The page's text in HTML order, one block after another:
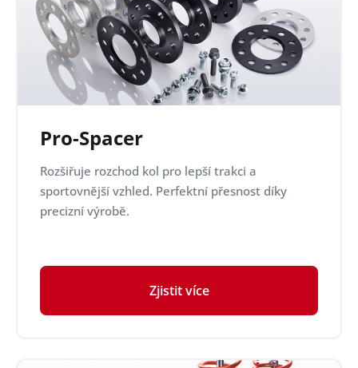
Pro-Spacer
Rozšiřuje rozchod kol pro lepší trakci a
sportovnější vzhled. Perfektní přesnost díky
precizní výrobě.
Zjistit více